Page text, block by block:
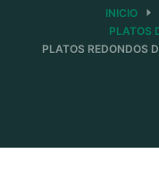
INICIO
PLATOS
PLATOS REDONDOS